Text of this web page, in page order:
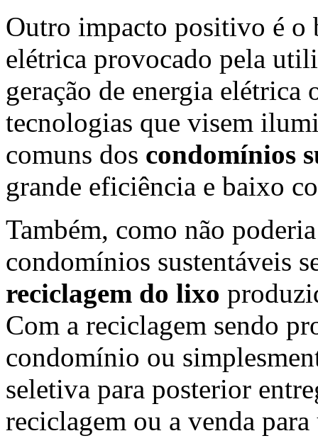
Outro impacto positivo é o
elétrica provocado pela
geração de energia elétrica
tecnologias que visem
comuns dos condomínios
grande eficiência e baixo
Também, como não
condomínios sustentáveis
reciclagem do lixo
Com a reciclagem sendo
condomínio ou
seletiva para posterior
reciclagem ou a venda